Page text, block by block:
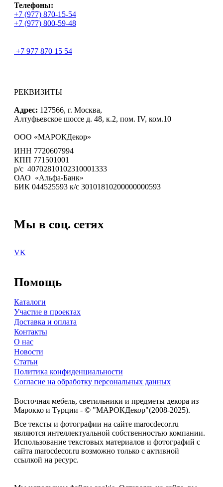
Телефоны:
+7 (977) 870-15-54
+7 (977) 800-59-48
+7 977 870 15 54
РЕКВИЗИТЫ
Адрес: 127566, г. Москва,
Алтуфьевское шоссе д. 48, к.2, пом. IV, ком.10
ООО «МАРОКДекор»
ИНН 7720607994
КПП 771501001
р/с 40702810102310001333
ОАО «Альфа-Банк»
БИК 044525593 к/с 30101810200000000593
Мы в соц. сетях
VK
Помощь
Каталоги
Участие в проектах
Доставка и оплата
Контакты
О нас
Новости
Статьи
Политика конфиденциальности
Согласие на обработку персональных данных
Восточная мебель, светильники и предметы декора из
Марокко и Турции - © "МАРОКДекор"(2008-2025).
Все тексты и фотографии на сайте marocdecor.ru
являются интеллектуальной собственностью компании.
Использование текстовых материалов и фотографий с
сайта marocdecor.ru возможно только с активной
ссылкой на ресурс.